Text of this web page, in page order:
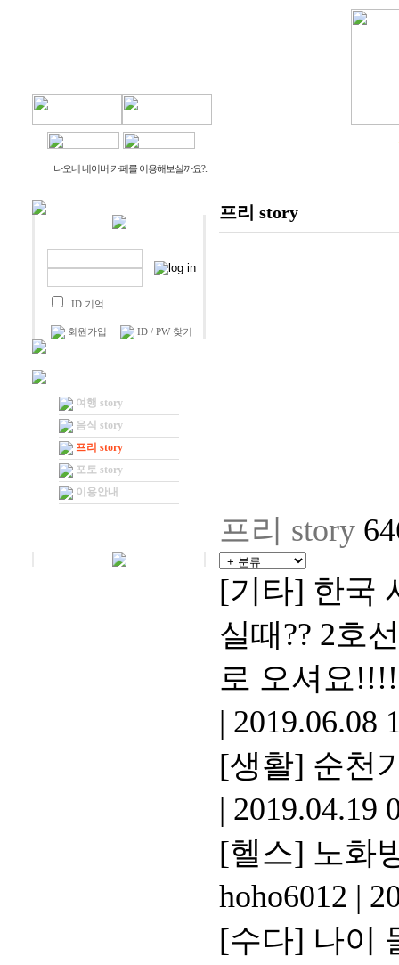
나오네 네이버 카페를 이용해보실까요?..
ID 기억
회원가입 ID / PW 찾기
여행 story
음식 story
프리 story
포토 story
이용안내
프리 story
프리 story
[기타] 한국
실때?? 2호
로 오셔요!!!!
| 2019.06.08
[생활] 순천
| 2019.04.19
[헬스] 노화
hoho6012 |
[수다] 나이